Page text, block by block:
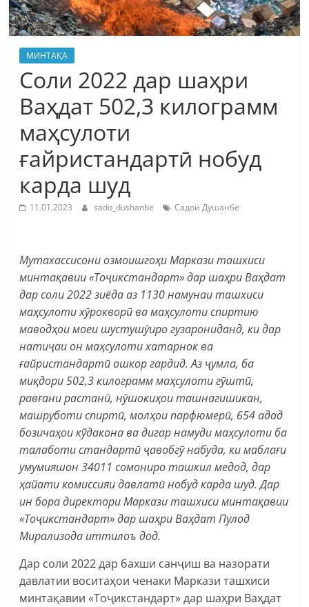
МИНТАҚА
Соли 2022 дар шаҳри
Ваҳдат 502,3 килограмм
маҳсулоти
ғайристандартӣ нобуд
карда шуд
11.01.2023 sado_dushanbe Садои Душанбе
Мутахассисони озмоишгоҳи Маркази ташхиси
минтақавии «Тоҷикстандарт» дар шаҳри Ваҳдат
дар соли 2022 зиёда аз 1130 намунаи ташхиси
маҳсулоти хӯрокворӣ ва маҳсулоти спиртию
маводҳои моеи шустушӯиро гузарониданд, ки дар
натиҷаи он маҳсулоти хатарнок ва
ғайристандартӣ ошкор гардид. Аз ҷумла, ба
миқдори 502,3 килограмм маҳсулоти гӯштӣ,
равғани растанӣ, нӯшокиҳои ташнагишикан,
машруботи спиртӣ, молҳои парфюмерӣ, 654 адад
бозичаҳои кўдакона ва дигар намуди маҳсулоти ба
талаботи стандартӣ ҷавобгӯ набуда, ки маблағи
умумияшон 34011 сомониро ташкил медод, дар
ҳайати комиссияи давлатӣ нобуд карда шуд. Дар
ин бора директори Маркази ташхиси минтақавии
«Тоҷикстандарт» дар шаҳри Ваҳдат Пулод
Мирализода иттилоъ дод.
Дар соли 2022 дар бахши санҷиш ва назорати
давлатии воситаҳои ченаки Маркази ташхиси
минтақавии «Тоҷикстандарт» дар шаҳри Ваҳдат